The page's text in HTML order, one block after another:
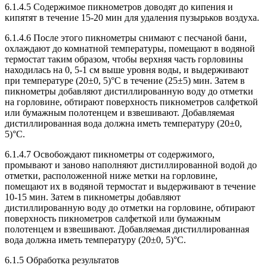
6.1.4.5 Содержимое пикнометров доводят до кипения и
кипятят в течение 15-20 мин для удаления пузырьков воздуха.
6.1.4.6 После этого пикнометры снимают с песчаной бани,
охлаждают до комнатной температуры, помещают в водяной
термостат таким образом, чтобы верхняя часть горловины
находилась на 0, 5-1 см выше уровня воды, и выдерживают
при температуре (20±0, 5)°C в течение (25±5) мин. Затем в
пикнометры добавляют дистиллированную воду до отметки
на горловине, обтирают поверхность пикнометров салфеткой
или бумажным полотенцем и взвешивают. Добавляемая
дистиллированная вода должна иметь температуру (20±0,
5)°C.
6.1.4.7 Освобождают пикнометры от содержимого,
промывают и заново наполняют дистиллированной водой до
отметки, расположенной ниже метки на горловине,
помещают их в водяной термостат и выдерживают в течение
10-15 мин. Затем в пикнометры добавляют
дистиллированную воду до отметки на горловине, обтирают
поверхность пикнометров салфеткой или бумажным
полотенцем и взвешивают. Добавляемая дистиллированная
вода должна иметь температуру (20±0, 5)°C.
6.1.5 Обработка результатов